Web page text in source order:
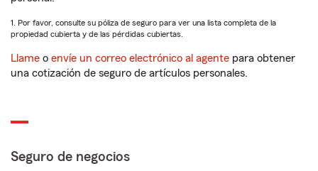
1. Por favor, consulte su póliza de seguro para ver una lista completa de la
propiedad cubierta y de las pérdidas cubiertas.
Llame o envíe un correo electrónico al agente para obtener
una cotización de seguro de artículos personales.
Seguro de negocios